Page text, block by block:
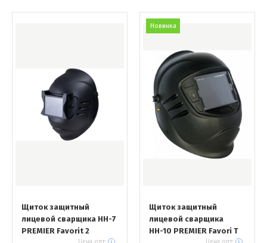
Щиток защитный
лицевой сварщика НН-7
PREMIER Favorit 2
Цена опт:
Новинка
Щиток защитный
лицевой сварщика
НН-10 PREMIER Favori T
Цена опт: